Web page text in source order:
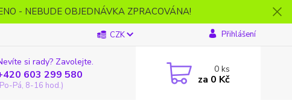
- NEBUDE OBJEDNÁVKA ZPRACOVÁNA!
CZK Přihlášení
si rady? Zavolejte.
603 299 580
Pá, 8-16 hod.)
0ks
za 0 Kč